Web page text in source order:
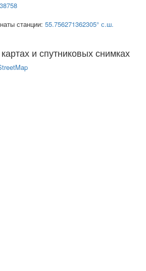
станции: 55.756271362305° с.ш.
и спутниковых снимках